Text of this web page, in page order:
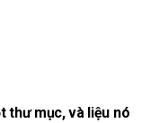
thư mục, và liệu nó